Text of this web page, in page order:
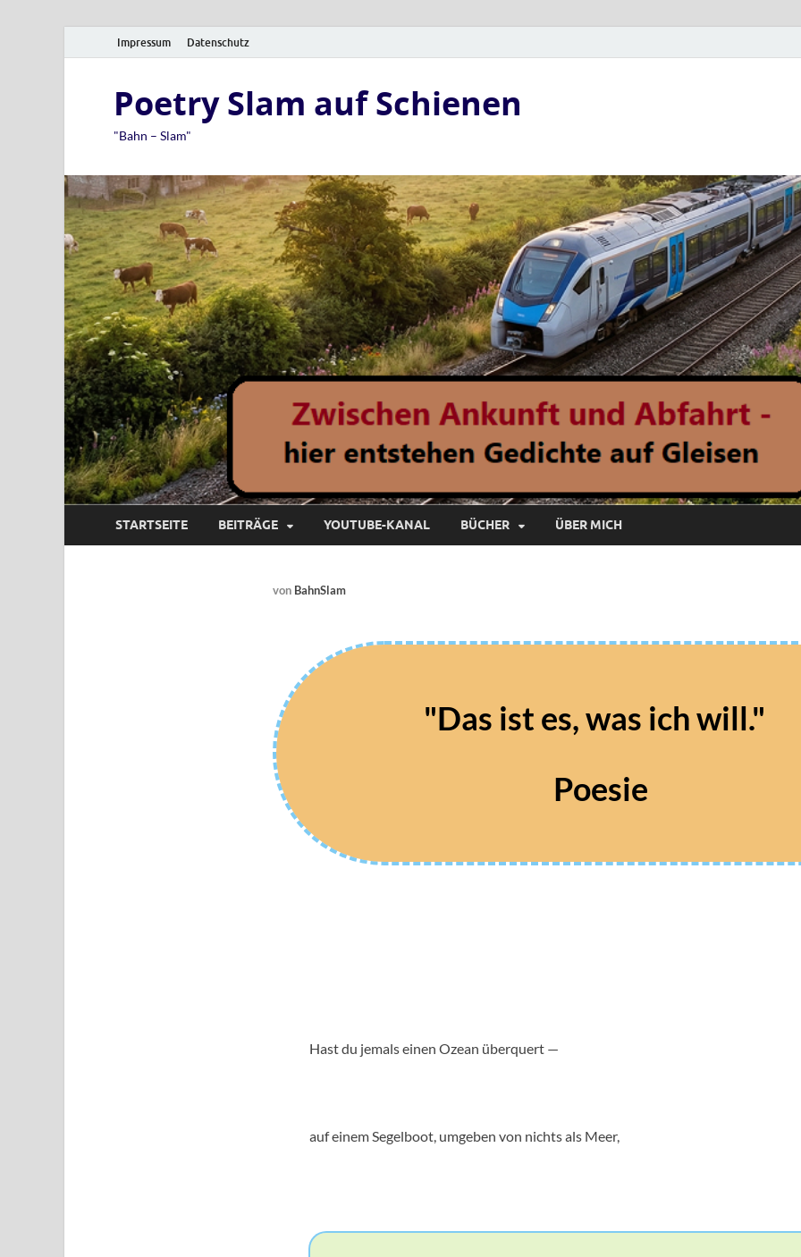
Impressum Datenschutz
Poetry Slam auf Schienen
"Bahn – Slam"
STARTSEITE BEITRÄGE YOUTUBE-KANAL BÜCHER ÜBER MICH
von BahnSlam
"Das ist es, was ich will."
Poesie
Hast du jemals einen Ozean überquert —
auf einem Segelboot, umgeben von nichts als Meer,